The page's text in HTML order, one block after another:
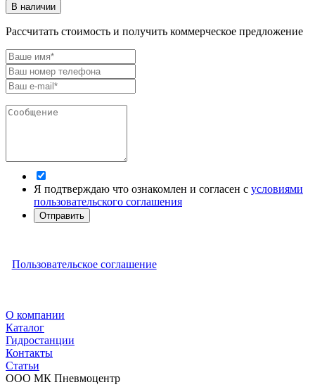
В наличии
Рассчитать стоимость и получить коммерческое предложение
Я подтверждаю что ознакомлен и согласен с условиями
пользовательского соглашения
Отправить
Пользовательское соглашение
О компании
Каталог
Гидростанции
Контакты
Статьи
ООО МК Пневмоцентр